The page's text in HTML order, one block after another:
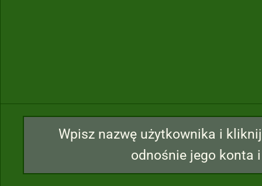
Wpisz nazwę użytkownika i
odnośnie jego konta